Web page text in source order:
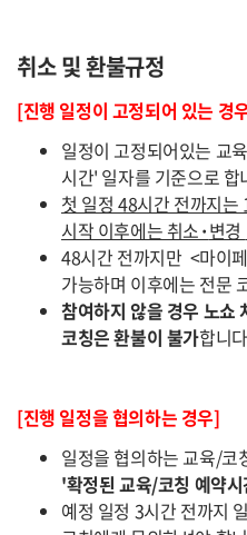
취소 및 환불규정
[진행 일정이 고정되어 있는 경
일정이 고정되어있는 교
시간' 일자를 기준으로 합
첫 일정 48시간 전까지
시작 이후에는 취소·변경
48시간 전까지만 <마이
가능하며 이후에는 전문
참여하지 않을 경우 노쇼
코칭은 환불이 불가합니
[진행 일정을 협의하는 경우]
일정을 협의하는 교육/코
'확정된 교육/코칭 예약
예정 일정 3시간 전까지